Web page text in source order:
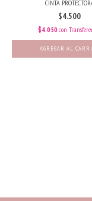
CINTA
$4.500
$4.050con